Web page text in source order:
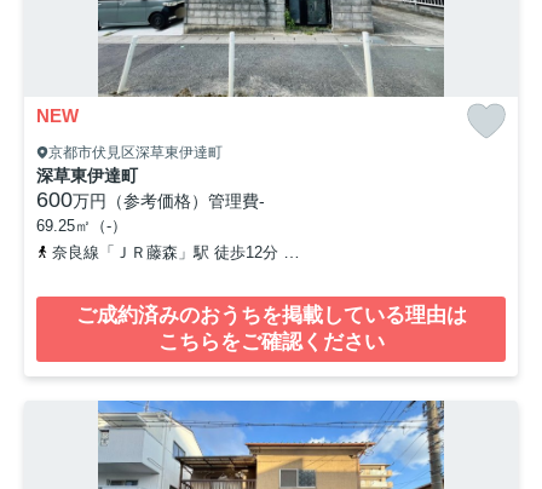
NEW
京都市伏見区深草東伊達町
深草東伊達町
600万円（参考価格） 管理費-
69.25㎡（-）
奈良線「ＪＲ藤森」駅 徒歩12分
ご成約済みのおうちを掲載している理由は
こちらをご確認ください